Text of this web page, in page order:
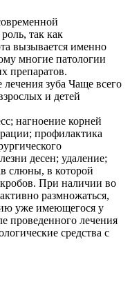
так как
вызывается именно
многие патологии
препаратов.
зуба Чаще всего
и детей
нагноение корней
профилактика
десен; удаление;
слюны, в которой
При наличии во
размножаться,
уже имеющегося у
проведенного лечения
средства с